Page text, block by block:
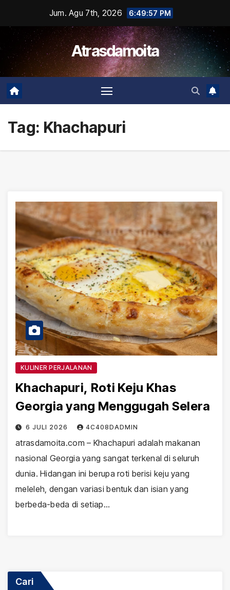
content
Jum. Agu 7th, 2026 6:49:58 PM
Atrasdamoita
Tag: Khachapuri
KULINER PERJALANAN
Khachapuri, Roti Keju Khas
Georgia yang Menggugah Selera
6 JULI 2026 4C408DADMIN
atrasdamoita.com – Khachapuri adalah makanan
nasional Georgia yang sangat terkenal di seluruh
dunia. Hidangan ini berupa roti berisi keju yang
meleleh, dengan variasi bentuk dan isian yang
berbeda-beda di setiap…
Cari